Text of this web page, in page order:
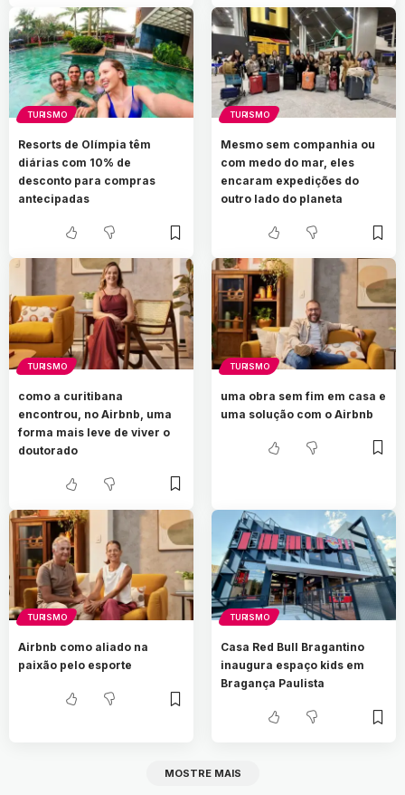
TURISMO
Resorts de Olímpia têm
diárias com 10% de
desconto para compras
antecipadas
TURISMO
Mesmo sem companhia ou
com medo do mar, eles
encaram expedições do
outro lado do planeta
TURISMO
como a curitibana
encontrou, no Airbnb, uma
forma mais leve de viver o
doutorado
TURISMO
uma obra sem fim em casa e
uma solução com o Airbnb
TURISMO
Airbnb como aliado na
paixão pelo esporte
TURISMO
Casa Red Bull Bragantino
inaugura espaço kids em
Bragança Paulista
MOSTRE MAIS